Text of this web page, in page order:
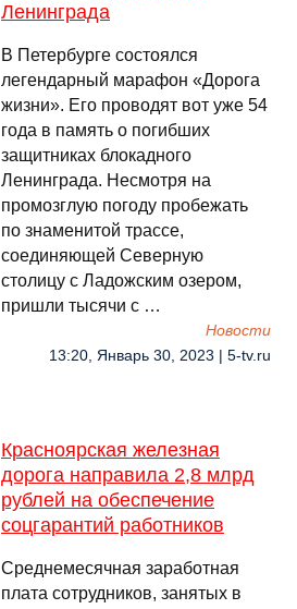
Ленинграда
В Петербурге состоялся
легендарный марафон «Дорога
жизни». Его проводят вот уже 54
года в память о погибших
защитниках блокадного
Ленинграда. Несмотря на
промозглую погоду пробежать
по знаменитой трассе,
соединяющей Северную
столицу с Ладожским озером,
пришли тысячи с …
Новости
13:20, Январь 30, 2023 | 5-tv.ru
Красноярская железная
дорога направила 2,8 млрд
рублей на обеспечение
соцгарантий работников
Среднемесячная заработная
плата сотрудников, занятых в